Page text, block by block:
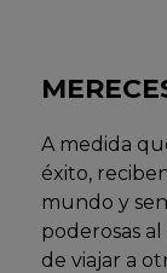
A medida
éxito,
mundo y
poderosas
de viajar a